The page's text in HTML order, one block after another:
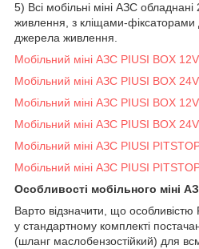
5) Всі мобільні міні АЗС
живлення, з кліщами-
джерела живлення.
Мобільний міні АЗС PIUSI BOX
Мобільний міні АЗС PIUSI BOX
Мобільний міні АЗС PIUSI BOX
Мобільний міні АЗС PIUSI BOX
Мобільний міні АЗС PIUSI
Мобільний міні АЗС PIUSI
Особливості мобільного міні
Варто відзначити, що особливістю
у стандартному комплекті
(шланг маслобензостійкий) для